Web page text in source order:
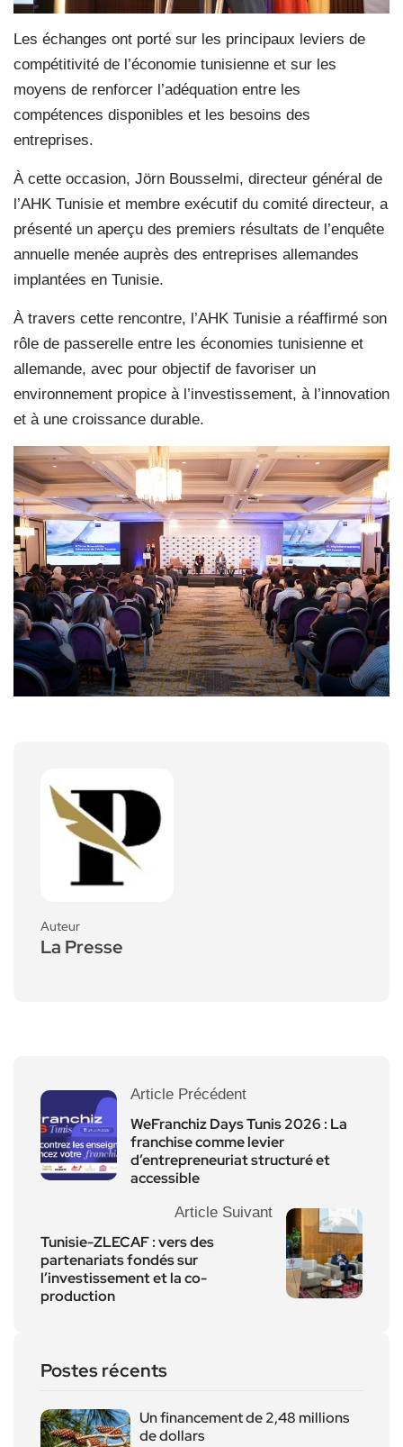
Les échanges ont porté sur les principaux leviers de
compétitivité de l’économie tunisienne et sur les
moyens de renforcer l’adéquation entre les
compétences disponibles et les besoins des
entreprises.
À cette occasion, Jörn Bousselmi, directeur général de
l’AHK Tunisie et membre exécutif du comité directeur, a
présenté un aperçu des premiers résultats de l’enquête
annuelle menée auprès des entreprises allemandes
implantées en Tunisie.
À travers cette rencontre, l’AHK Tunisie a réaffirmé son
rôle de passerelle entre les économies tunisienne et
allemande, avec pour objectif de favoriser un
environnement propice à l’investissement, à l’innovation
et à une croissance durable.
Auteur
La Presse
Article Précédent
WeFranchiz Days Tunis 2026 : La
franchise comme levier
d’entrepreneuriat structuré et
accessible
Article Suivant
Tunisie-ZLECAF : vers des
partenariats fondés sur
l’investissement et la co-
production
Postes récents
Un financement de 2,48 millions
de dollars